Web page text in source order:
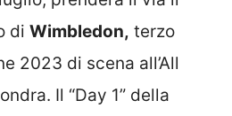
di Wimbledon, terzo
2023 di scena all’All
Il “Day 1” della